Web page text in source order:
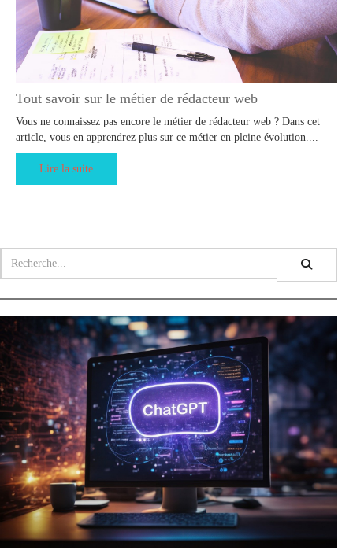
Tout savoir sur le métier de rédacteur web
Vous ne connaissez pas encore le métier de rédacteur web ? Dans cet
article, vous en apprendrez plus sur ce métier en pleine évolution....
Lire la suite